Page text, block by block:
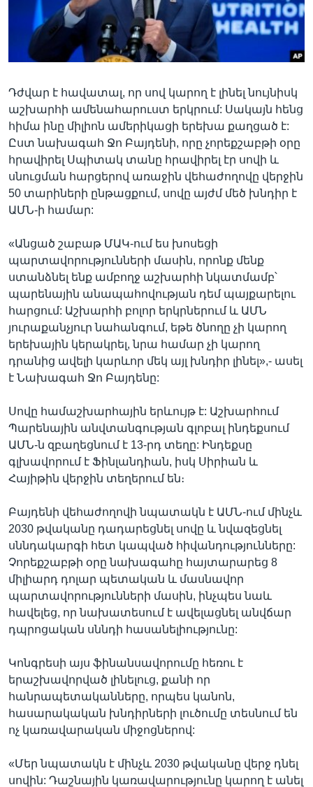
Լեզուներ
Դժվար է հավատալ, որ սով կարող է լինել նույնիսկ
աշխարհի ամենահարուստ երկրում: Սակայն հենց
հիմա ինը միլիոն ամերիկացի երեխա քաղցած է:
Ըստ նախագահ Ջո Բայդենի, որը չորեքշաբթի օրը
հրավիրել Սպիտակ տանը հրավիրել էր սովի և
սնուցման հարցերով առաջին վեհաժողովը վերջին
50 տարիների ընթացքում, սովը այժմ մեծ խնդիր է
ԱՄՆ-ի համար:
«Անցած շաբաթ ՄԱԿ-ում ես խոսեցի
պարտավորությունների մասին, որոնք մենք
ստանձնել ենք ամբողջ աշխարհի նկատմամբ՝
պարենային անապահովության դեմ պայքարելու
հարցում: Աշխարհի բոլոր երկրներում և ԱՄՆ
յուրաքանչյուր նահանգում, եթե ծնողը չի կարող
երեխային կերակրել, նրա համար չի կարող
դրանից ավելի կարևոր մեկ այլ խնդիր լինել»,- ասել
է Նախագահ Ջո Բայդենը:
Սովը համաշխարհային երևույթ է: Աշխարհում
Պարենային անվտանգության գլոբալ ինդեքսում
ԱՄՆ-ն զբաղեցնում է 13-րդ տեղը: Ինդեքսը
գլխավորում է Ֆինլանդիան, իսկ Սիրիան և
Հայիթին վերջին տեղերում են։
Բայդենի վեհաժողովի նպատակն է ԱՄՆ-ում մինչև
2030 թվականը դադարեցնել սովը և նվազեցնել
սննդակարգի հետ կապված հիվանդությունները:
Չորեքշաբթի օրը նախագահը հայտարարեց 8
միլիարդ դոլար պետական և մասնավոր
պարտավորությունների մասին, ինչպես նաև
հավելեց, որ նախատեսում է ավելացնել անվճար
դպրոցական սննդի հասանելիությունը:
Կոնգրեսի այս ֆինանսավորումը հեռու է
երաշխավորված լինելուց, քանի որ
հանրապետականները, որպես կանոն,
հասարակական խնդիրների լուծումը տեսնում են
ոչ կառավարական միջոցներով:
«Մեր նպատակն է մինչև 2030 թվականը վերջ դնել
սովին: Դաշնային կառավարությունը կարող է անել